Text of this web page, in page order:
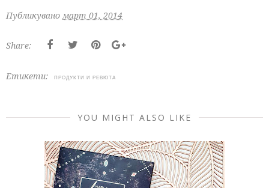
Публикувано март 01, 2014
Share:
Етикети: ПРОДУКТИ И РЕВЮТА
YOU MIGHT ALSO LIKE